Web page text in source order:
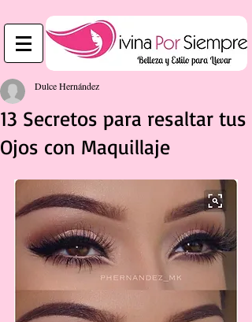
13 Secretos para resaltar tus
Ojos con Maquillaje
Dulce Hernández